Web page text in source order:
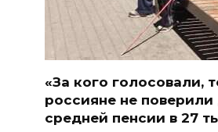
«За кого голосовали,
россияне не
средней пенсии в 27